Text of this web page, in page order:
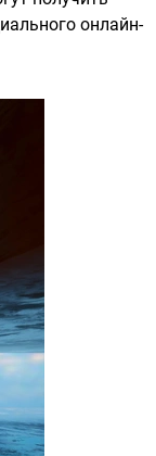
онлайн-